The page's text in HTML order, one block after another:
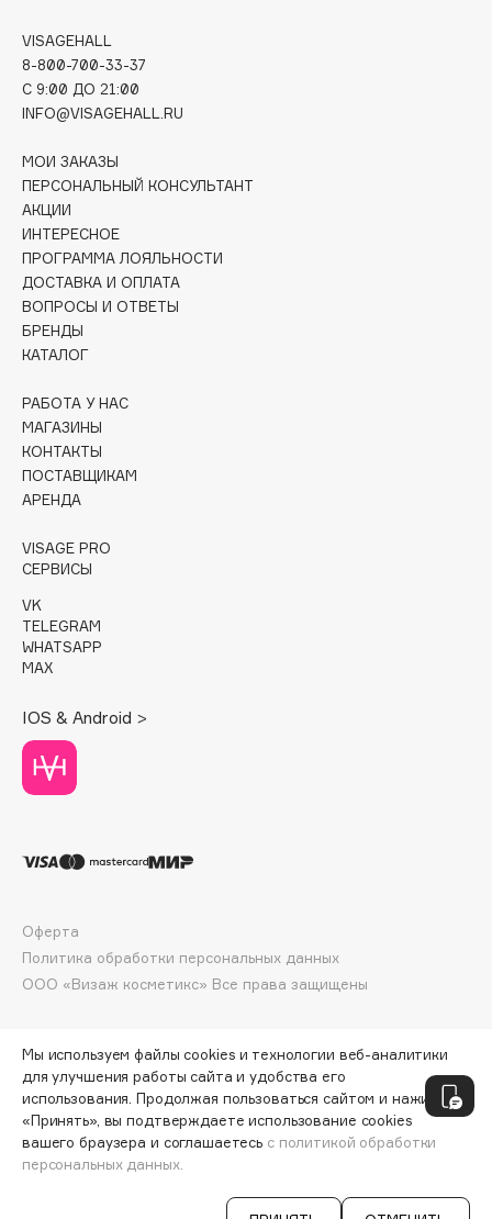
Clarette
Clarins
Clarins Precious
Clinique
Clive Christian
Club De Nuit
Consly
Corimo
CosRX
Crescina
Cunzite
D
DABO
DARLING*
Davines
Deonica
Dessange
Dolce & Gabbana
Dorco
DP Daily Perfection
Dr. Vranjes Firenze
Dr.Ceuracle
Dr.Jart+
DSD de Luxe
Dyson
СООБЩИТЬ О ПОСТУПЛЕНИИ
VISAGEHALL
8-800-700-33-37
C 9:00 ДО 21:00
INFO@VISAGEHALL.RU
МОИ ЗАКАЗЫ
ПЕРСОНАЛЬНЫЙ КОНСУЛЬТАНТ
АКЦИИ
ИНТЕРЕСНОЕ
ПРОГРАММА ЛОЯЛЬНОСТИ
ДОСТАВКА И ОПЛАТА
ВОПРОСЫ И ОТВЕТЫ
БРЕНДЫ
КАТАЛОГ
РАБОТА У НАС
МАГАЗИНЫ
КОНТАКТЫ
ПОСТАВЩИКАМ
АРЕНДА
VISAGE PRO
СЕРВИСЫ
VK
TELEGRAM
WHATSAPP
MAX
IOS & Android >
ООО «Визаж косметикс» Все права защищены
Оферта
Политика обработки персональных данных
Мы используем файлы cookies и технологии веб-аналитики
для улучшения работы сайта и удобства его
использования. Продолжая пользоваться сайтом и нажимая
«Принять», вы подтверждаете использование cookies
вашего браузера и соглашаетесь с политикой обработки
персональных данных.